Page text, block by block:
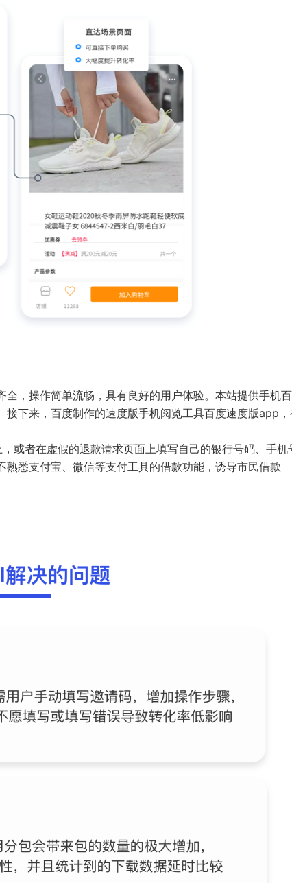
，操作简单流畅，具有良好的用户体验。本站提供手机
下来，百度制作的速度版手机阅览工具百度速度版app
或者在虚假的退款请求页面上填写自己的银行号码、手机
悉支付宝、微信等支付工具的借款功能，诱导市民借款